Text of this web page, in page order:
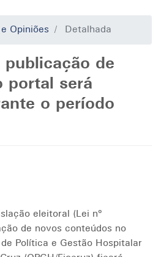
Opiniões Detalhada
publicação de
portal será
o período
eleitoral (Lei nº
de novos conteúdos no
Política e Gestão Hospitalar